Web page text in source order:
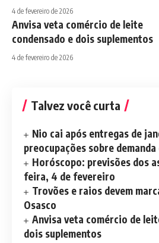
4 de fevereiro de 2026
Anvisa veta comércio de leite
condensado e dois suplementos
4 de fevereiro de 2026
Talvez você curta
Nio cai após entregas de
preocupações sobre demanda
Horóscopo: previsões dos
feira, 4 de fevereiro
Trovões e raios devem
Osasco
Anvisa veta comércio de
dois suplementos